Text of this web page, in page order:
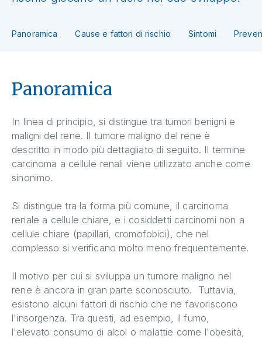
Panoramica Cause e fattori di rischio Sintomi
Panoramica
In linea di principio, si distingue tra tumori benigni e
maligni del rene. Il tumore maligno del rene è
descritto in modo più dettagliato di seguito. Il termine
carcinoma a cellule renali viene utilizzato anche come
sinonimo.
Si distingue tra la forma più comune, il carcinoma
renale a cellule chiare, e i cosiddetti carcinomi non a
cellule chiare (papillari, cromofobici), che nel
complesso si verificano molto meno frequentemente.
Il motivo per cui si sviluppa un tumore maligno nel
rene è ancora in gran parte sconosciuto. Tuttavia,
esistono alcuni fattori di rischio che ne favoriscono
l'insorgenza. Tra questi, ad esempio, il fumo,
l'elevato consumo di alcol o malattie come l'obesità,